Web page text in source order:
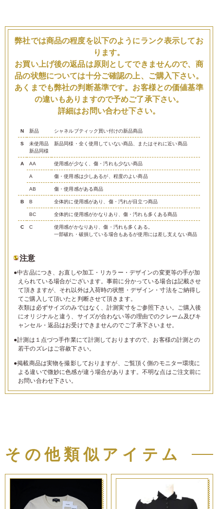
弊社では商品の程度を以下のようにランク表示してお
ります。
お買い上げ後の返品は原則としてできませんので、商
品の状態については十分ご確認の上、ご購入下さい。
あくまでも弊社の判断基準です。お客様との価値基準
の違いもありますので予めご了承下さい。
詳細はお問い合わせ下さい。
N 新品 シャネルブティック買い付けの新品商品
S
未使用品
新品同様
新品同様・全く使用していない商品、またはそれに近い商品
A AA 使用感が少なく、傷・汚れも少ない商品
A 傷・使用感は少しあるが、程度のよい商品
AB 傷・使用感がある商品
B B 全体的に使用感があり、傷・汚れが目立つ商品
BC 全体的に使用感がかなりあり、傷・汚れも多くある商品
C C
使用感がかなりあり、傷・汚れも多くある。
一部破れ・破損している場合もあるが使用には差し支えない商品
注意
●中古品につき、お直しや加工・リカラー・デザインの変更等の手が加
えられている場合がございます。事前に分かっている場合は記載させ
て頂きますが、それ以外は入荷時の状態・デザイン・寸法をご納得し
てご購入して頂いたと判断させて頂きます。
衣類は必ずサイズのみではなく、計測実寸をご参照下さい。ご購入後
にオリジナルと違う、サイズが合わない等の理由でのクレーム及びキ
ャンセル・返品はお受けできませんのでご了承下さいませ。
●計測は１点づつ手作業にて計測しておりますので、お客様の計測との
若干のズレはご容赦下さい。
●掲載商品は実物を撮影しておりますが、ご覧頂く側のモニター環境に
よる違いで微妙に色感が違う場合があります。不明な点はご注文前に
お問い合わせ下さい。
その他類似アイテム